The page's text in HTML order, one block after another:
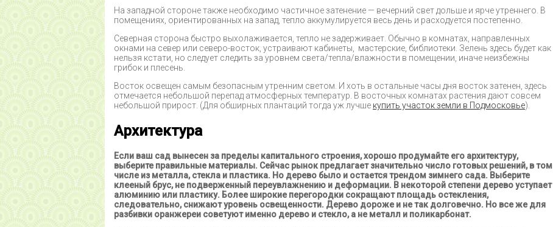
На западной стороне также необходимо частичное затенение — вечерний свет дольше и ярче утреннего. В
помещениях, ориентированных на запад, тепло аккумулируется весь день и расходуется постепенно.
Северная сторона быстро выхолаживается, тепло не задерживает. Обычно в комнатах, направленных
окнами на север или северо-восток, устраивают кабинеты, мастерские, библиотеки. Зелень здесь будет как
нельзя кстати, но следует следить за уровнем света/тепла/влажности в помещении, иначе неизбежны
грибок и плесень.
Восток освещен самым безопасным утренним светом. И хоть в остальные часы дня восток затенен, здесь
отмечается небольшой перепад атмосферных температур. В восточных комнатах растения дают совсем
небольшой прирост. (Для обширных плантаций тогда уж лучше купить участок земли в Подмосковье).
Архитектура
Если ваш сад вынесен за пределы капитального строения, хорошо продумайте его архитектуру,
выберите правильные материалы. Сейчас рынок предлагает значительно число готовых решений, в том
числе из металла, стекла и пластика. Но дерево было и остается трендом зимнего сада. Выберите
клееный брус, не подверженный переувлажнению и деформации. В некоторой степени дерево уступает
алюминию или пластику. Более широкие перегородки сокращают площадь остекления,
следовательно, снижают уровень освещенности. Дерево дороже и не так долговечно. Но все же для
разбивки оранжереи советуют именно дерево и стекло, а не металл и поликарбонат.